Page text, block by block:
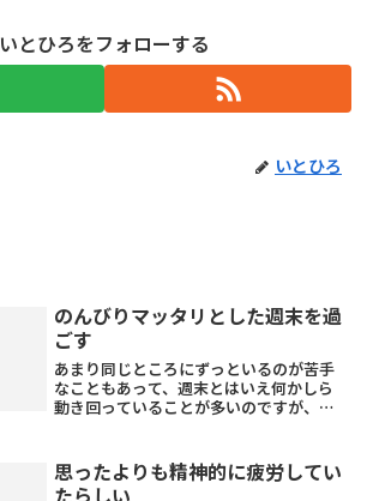
いとひろをフォローする
いとひろ
のんびりマッタリとした週末を過
ごす
あまり同じところにずっといるのが苦手
なこともあって、週末とはいえ何かしら
動き回っていることが多いのですが、緊
の週末は久しぶりに家でマッタリと過ご
しました。まぁ、ずっと家...
思ったよりも精神的に疲労してい
たらしい